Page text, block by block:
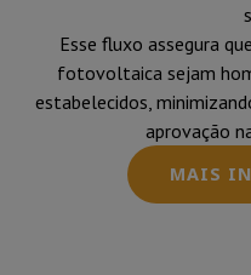
Esse fluxo assegura
fotovoltaica sejam
estabelecidos,
aprovação
MAIS